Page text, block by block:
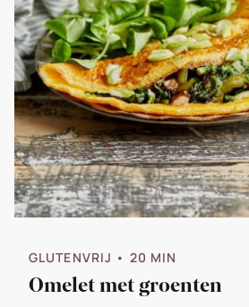
GLUTENVRIJ • 20 MIN
Omelet met groenten